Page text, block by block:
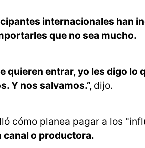
internacionales han
que no sea mucho.
quieren entrar, yo les digo lo
Y nos salvamos.”, dijo.
cómo planea pagar a los
canal o productora.